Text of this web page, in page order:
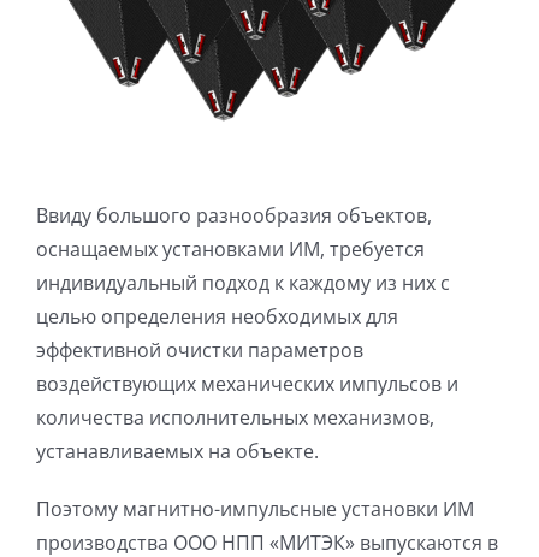
Ввиду большого разнообразия объектов,
оснащаемых установками ИМ, требуется
индивидуальный подход к каждому из них с
целью определения необходимых для
эффективной очистки параметров
воздействующих механических импульсов и
количества исполнительных механизмов,
устанавливаемых на объекте.
Поэтому магнитно-импульсные установки ИМ
производства ООО НПП «МИТЭК» выпускаются в